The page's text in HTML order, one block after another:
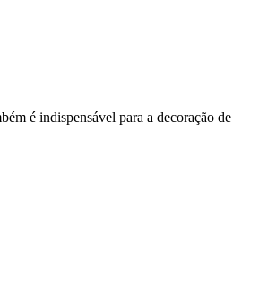
é indispensável para a decoração de